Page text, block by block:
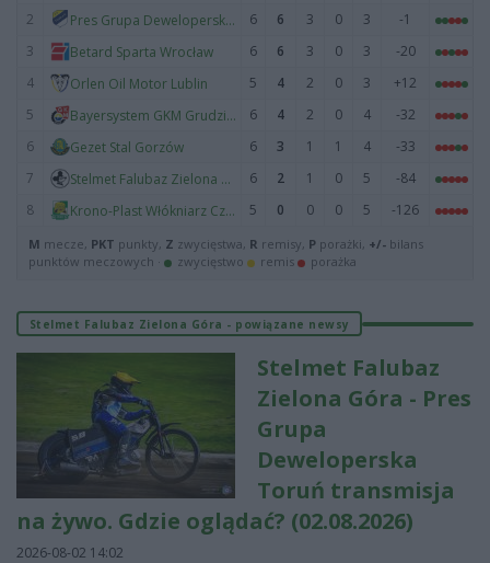
2
Pres Grupa Deweloperska Toruń 6 6 3 0 3
-1
3
Betard Sparta Wrocław 6 6 3 0 3
-20
4
Orlen Oil Motor Lublin 5 4 2 0 3
+12
5
Bayersystem GKM Grudziądz 6 4 2 0 4
-32
6
Gezet Stal Gorzów 6 3 1 1 4
-33
7
Stelmet Falubaz Zielona Góra 6 2 1 0 5
-84
8
Krono-Plast Włókniarz Częstochowa 5 0 0 0 5 -126
M mecze, PKT punkty, Z zwycięstwa, R remisy, P porażki, +/- bilans
punktów meczowych ·
zwycięstwo remis porażka
Stelmet Falubaz Zielona Góra - powiązane newsy
Stelmet Falubaz
Zielona Góra - Pres
Grupa
Deweloperska
Toruń transmisja
na żywo. Gdzie oglądać? (02.08.2026)
2026-08-02 14:02